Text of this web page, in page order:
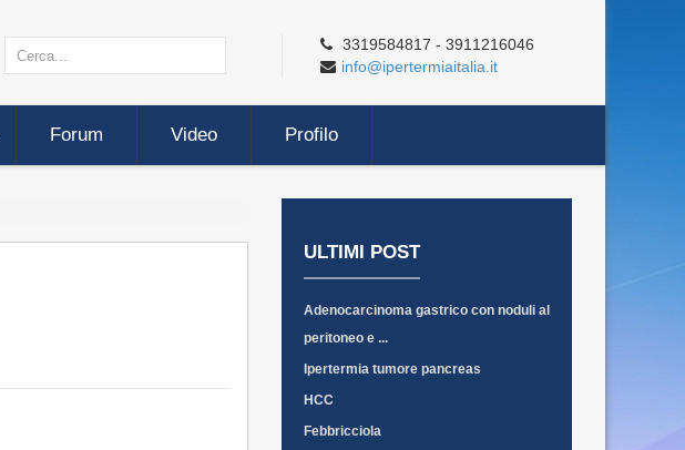
3319584817 - 3911216046
info@ipertermiaitalia.it
Forum Video Profilo
ULTIMI POST
Adenocarcinoma gastrico con noduli al
peritoneo e ...
Ipertermia tumore pancreas
HCC
Febbricciola